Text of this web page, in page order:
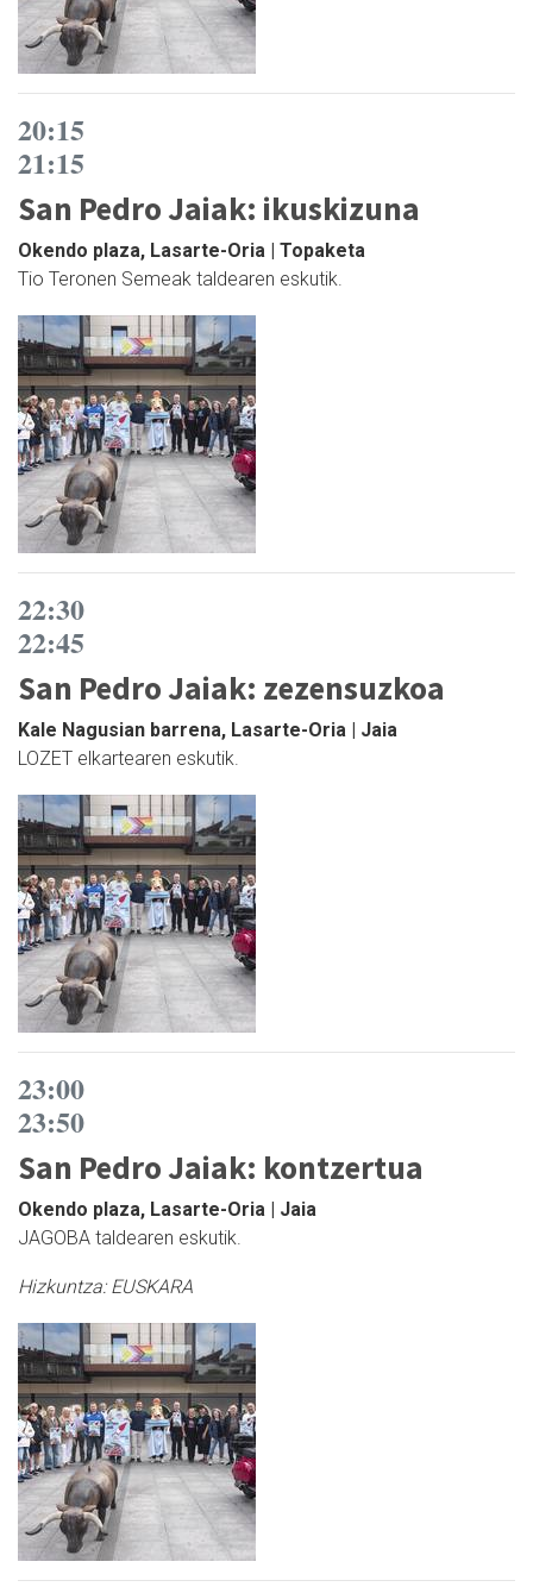
20:15
21:15
San Pedro Jaiak: ikuskizuna
Okendo plaza, Lasarte-Oria | Topaketa
Tio Teronen Semeak taldearen eskutik.
22:30
22:45
San Pedro Jaiak: zezensuzkoa
Kale Nagusian barrena, Lasarte-Oria | Jaia
LOZET elkartearen eskutik.
23:00
23:50
San Pedro Jaiak: kontzertua
Okendo plaza, Lasarte-Oria | Jaia
JAGOBA taldearen eskutik.
Hizkuntza:EUSKARA